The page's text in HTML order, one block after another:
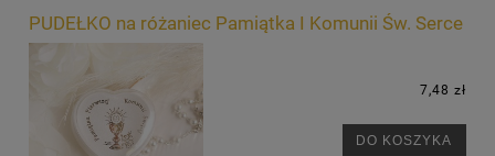
PUDEŁKO na różaniec Pamiątka I Komunii Św. Serce
7,48 zł
DO KOSZYKA